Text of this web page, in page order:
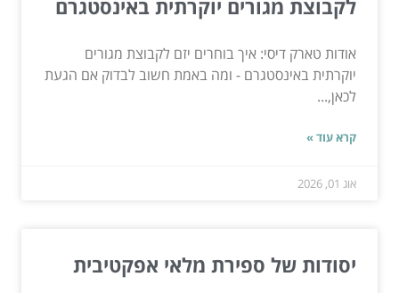
לקבוצת מגורים יוקרתית באינסטגרם
אודות טארק דיסי: איך בוחרים יזם לקבוצת מגורים
יוקרתית באינסטגרם - ומה באמת חשוב לבדוק אם הגעת
לכאן,...
קרא עוד »
אוג 01, 2026
יסודות של ספירת מלאי אפקטיבית